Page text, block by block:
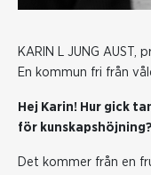
KARIN L JUNG
En kommun fri från
Hej Karin! Hur gick
för kunskapshöjning?
Det kommer från en